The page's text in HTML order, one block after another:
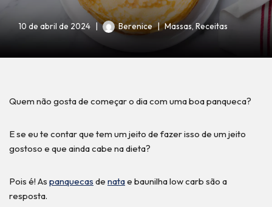
10 de abril de 2024 Berenice Massas, Receitas
Quem não gosta de começar o dia com uma boa panqueca?
E se eu te contar que tem um jeito de fazer isso de um jeito
gostoso e que ainda cabe na dieta?
Pois é! As panquecas de natae baunilha low carb são a
resposta.